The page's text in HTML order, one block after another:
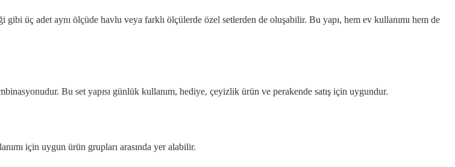
üç adet aynı ölçüde havlu veya farklı ölçülerde özel setlerden de oluşabilir. Bu yapı, hem ev kullanımı hem de
Bu set yapısı günlük kullanım, hediye, çeyizlik ürün ve perakende satış için uygundur.
için uygun ürün grupları arasında yer alabilir.